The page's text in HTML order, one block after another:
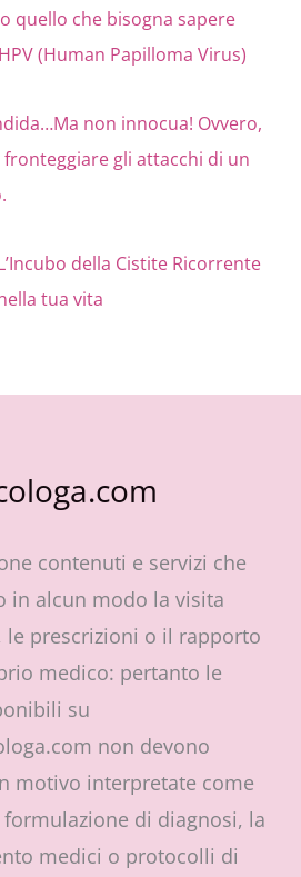
quello che bisogna sapere
(Human Papilloma Virus)
non innocua! Ovvero,
gli attacchi di un
della Cistite Ricorrente
tua vita
contenuti e servizi che
in alcun modo la visita
le prescrizioni o il rapporto
medico: pertanto le
su
non devono
motivo interpretate come
di diagnosi, la
medici o protocolli di